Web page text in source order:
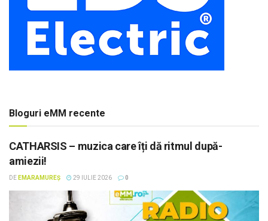
Bloguri eMM recente
CATHARSIS – muzica care îți dă ritmul după-
amiezii!
DE EMARAMUREȘ 29 IULIE 2026 0